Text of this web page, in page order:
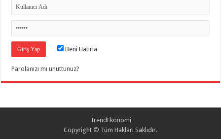
Beni Hatırla
Parolanızı mı unuttunuz?
TrendEkonomi
Copyright © Tüm Hakları Saklıdır.